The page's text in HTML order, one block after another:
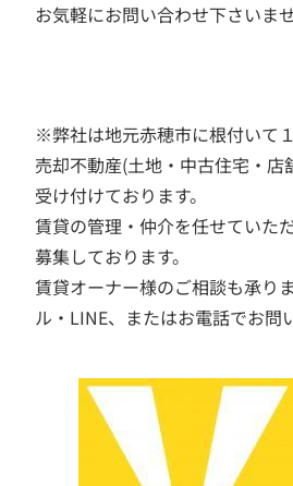
お気軽にお問い合わせ下さいませ
※弊社は地元赤穂市に根付いて
売却不動産(土地・中古住宅・店
受け付けております。
賃貸の管理・仲介を任せていた
募集しております。
賃貸オーナー様のご相談も承り
ル・LINE、またはお電話でお問